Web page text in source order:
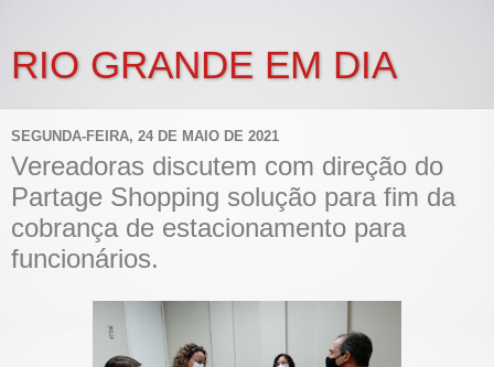
RIO GRANDE EM DIA
SEGUNDA-FEIRA, 24 DE MAIO DE 2021
Vereadoras discutem com direção do
Partage Shopping solução para fim da
cobrança de estacionamento para
funcionários.